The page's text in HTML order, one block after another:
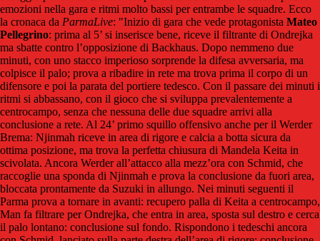
emozioni nella gara e ritmi molto bassi per entrambe le squadre. Ecco
la cronaca da ParmaLive: "Inizio di gara che vede protagonista Mateo
Pellegrino: prima al 5’ si inserisce bene, riceve il filtrante di Ondrejka
ma sbatte contro l’opposizione di Backhaus. Dopo nemmeno due
minuti, con uno stacco imperioso sorprende la difesa avversaria, ma
colpisce il palo; prova a ribadire in rete ma trova prima il corpo di un
difensore e poi la parata del portiere tedesco. Con il passare dei minuti i
ritmi si abbassano, con il gioco che si sviluppa prevalentemente a
centrocampo, senza che nessuna delle due squadre arrivi alla
conclusione a rete. Al 24’ primo squillo offensivo anche per il Werder
Brema: Njinmah riceve in area di rigore e calcia a botta sicura da
ottima posizione, ma trova la perfetta chiusura di Mandela Keita in
scivolata. Ancora Werder all’attacco alla mezz’ora con Schmid, che
raccoglie una sponda di Njinmah e prova la conclusione da fuori area,
bloccata prontamente da Suzuki in allungo. Nei minuti seguenti il
Parma prova a tornare in avanti: recupero palla di Keita a centrocampo,
Man fa filtrare per Ondrejka, che entra in area, sposta sul destro e cerca
il palo lontano: conclusione sul fondo. Rispondono i tedeschi ancora